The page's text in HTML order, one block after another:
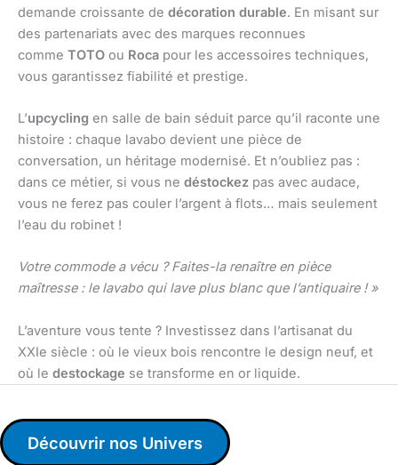
demande croissante de décoration durable. En misant sur
des partenariats avec des marques reconnues
comme TOTO ou Roca pour les accessoires techniques,
vous garantissez fiabilité et prestige.
L’upcycling en salle de bain séduit parce qu’il raconte une
histoire : chaque lavabo devient une pièce de
conversation, un héritage modernisé. Et n’oubliez pas :
dans ce métier, si vous ne déstockez pas avec audace,
vous ne ferez pas couler l’argent à flots… mais seulement
l’eau du robinet !
Votre commode a vécu ? Faites-la renaître en pièce
maîtresse : le lavabo qui lave plus blanc que l’antiquaire ! »
L’aventure vous tente ? Investissez dans l’artisanat du
XXIe siècle : où le vieux bois rencontre le design neuf, et
où le destockage se transforme en or liquide.
Découvrir nos Univers